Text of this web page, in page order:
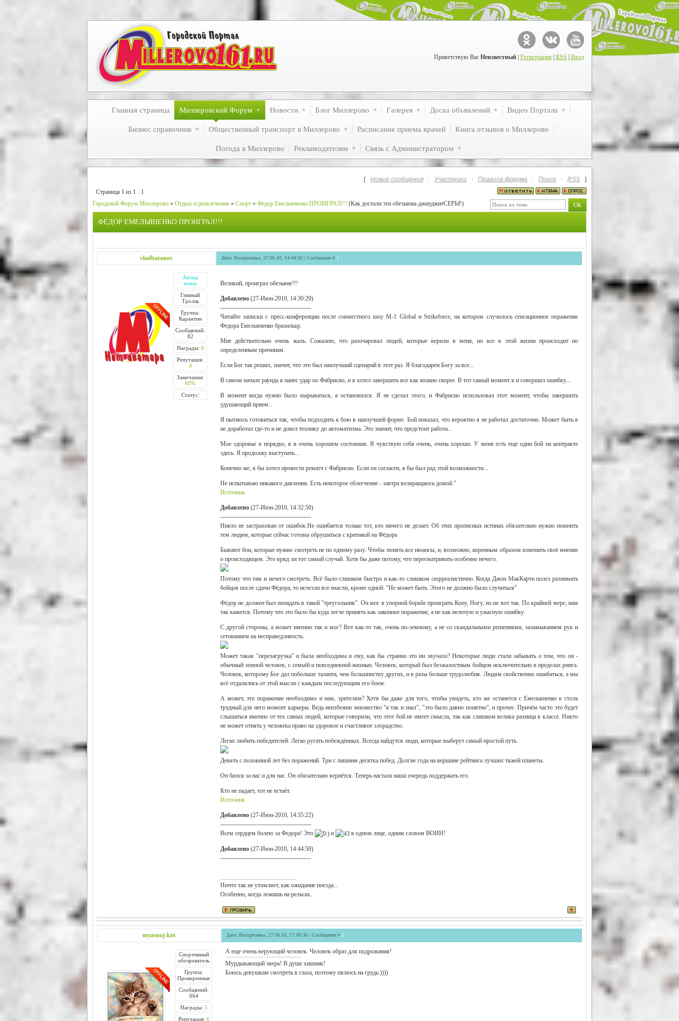
Приветствую Вас Неизвестный Регистрация RSS Вход
Главная страница Миллеровский Форум Новости Блог Миллерово Галерея Доска объявлений Видео Портала
Бизнес справочник Общественный транспорт в Миллерово Расписание приема врачей Книга отзывов о Миллерово
Погода в Миллерово Рекламодателям Связь с Администратором
[ Новые сообщения · Участники · Правила форума · Поиск · RSS
]
Страница 1 из 1
1
Городской Форум Миллерово » Отдых и развлечения » Спорт » Федор Емельяненко ПРОИГРАЛ!!! (Как достали эти обезьяны-джиуджитСЕРЫ!)
ФЕДОР ЕМЕЛЬЯНЕНКО ПРОИГРАЛ!!!
vladbaranov Дата: Воскресенье, 27.06.10, 14:44:50 | Сообщение # 1
Автор
темы
Главный
Тролль
Группа:
Карантин
Сообщений:
82
Награды: 0
Репутация:
0
Замечания:
80%
Статус:
Великий, проиграл обезьяне!!!
Добавлено (27-Июн-2010, 14:30:29)
---------------------------------------------
Читайте записки с пресс-конференции после совместного шоу M-1 Global и Strikeforce, на котором случилось сенсационное поражение
Федора Емельяненко бразильцу.
Мне действительно очень жаль. Сожалею, что разочаровал людей, которые верили в меня, но все в этой жизни происходит по
определенным причинам.
Если Бог так решил, значит, что это был наилучший сценарий в этот раз. Я благодарен Богу за все...
В самом начале раунда я нанес удар по Фабрисио, и я хотел завершить все как можно скорее. В тот самый момент я и совершил ошибку...
В момент когда нужно было вырываться, я остановился. Я не сделал этого, и Фабрисио использовал этот момент, чтобы завершить
удушающий прием...
Я пытаюсь готовиться так, чтобы подходить к бою в наилучшей форме. Бой показал, что вероятно я не работал достаточно. Может быть я
не доработал где-то и не довел технику до автоматизма. Это значит, что предстоит работа...
Мое здоровье в порядке, я в очень хорошем состоянии. Я чувствую себя очень, очень хорошо. У меня есть еще один бой на контракте
здесь. Я продолжу выступать...
Конечно же, я бы хотел провести рематч с Фабрисио. Если он согласен, я бы был рад этой возможности...
Не испытываю никакого давления. Есть некоторое облегчение - завтра возвращаюсь домой."
Источник
Добавлено (27-Июн-2010, 14:32:50)
---------------------------------------------
Никто не застрахован от ошибок.Не ошибается только тот, кто ничего не делает. Об этих прописных истинах обязательно нужно помнить
тем людям, которые сейчас готовы обрушиться с критикой на Фёдора
Бывают бои, которые нужно смотреть не по одному разу. Чтобы понять все нюансы, и, возможно, коренным образом изменить своё мнение
о происходящем. Это вряд ли тот самый случай. Хотя бы даже потому, что пересматривать особенно нечего.
Потому что там и нечего смотреть. Всё было слишком быстро и как-то слишком сюрреалистично. Когда Джон МакКарти полез разнимать
бойцов после сдачи Фёдора, то исчезли все мысли, кроме одной: "Не может быть. Этого не должно было случиться"
Фёдор не должен был попадать в такой "треугольник". Он мог в упорной борьбе проиграть Копу, Ногу, но не вот так. По крайней мере, нам
так кажется. Потому что это было бы куда легче принять как законное поражение, а не как нелепую и ужасную ошибку.
С другой стороны, а может именно так и мог? Вот как-то так, очень по-земному, а не со скандальными решениями, заламыванием рук и
сетованием на несправедливость.
Может такая "перезагрузка" и была необходима и ему, как бы странно это ни звучало? Некоторые люди стали забывать о том, что он -
обычный земной человек, с семьёй и повседневной жизнью. Человек, который был безжалостным бойцом исключительно в пределах ринга.
Человек, которому Бог дал побольше таланта, чем большинству других, и в разы больше трудолюбия. Людям свойственно ошибаться, а мы
всё отдалялись от этой мысли с каждым последующим его боем.
А может, это поражение необходимо и нам, зрителям? Хотя бы даже для того, чтобы увидеть, кто же останется с Емельяненко в столь
трудный для него момент карьеры. Ведь неизбежно множество "я так и знал", "это было давно понятно", и прочее. Причём часто это будет
слышаться именно от тех самых людей, которые говорили, что этот бой не имеет смысла, так как слишком велика разница в классе. Никто
не может отнять у человека право на здоровое и счастливое злорадство.
Легко любить победителей. Легко ругать побеждённых. Всегда найдутся люди, которые выберут самый простой путь.
Девять с половиной лет без поражений. Три с лишним десятка побед. Долгие года на вершине рейтинга лучших тяжей планеты.
Он бился за нас и для нас. Он обязательно вернётся. Теперь настала наша очередь поддержать его.
Кто не падает, тот не встаёт.
Источник
Добавлено (27-Июн-2010, 14:35:22)
---------------------------------------------
Всем сердцем болею за Федора! Это
и в одном лице, одним словом ВОИН!
Добавлено (27-Июн-2010, 14:44:50)
---------------------------------------------
Ничто так не утомляет, как ожидание поезда...
Особенно, когда лежишь на рельсах.
myasnoj-kot Дата: Воскресенье, 27.06.10, 17:00:36 | Сообщение # 2
Спортивный
обозреватель
Группа:
Проверенные
Сообщений:
664
Награды: 5
Репутация: 6
А еще очень верующий человек. Человек образ для подрожания!
Мурдыкающий зверь! В душе хишник!
Боюсь девушкам смотреть в глаза, поэтому пялюсь на грудь:))))